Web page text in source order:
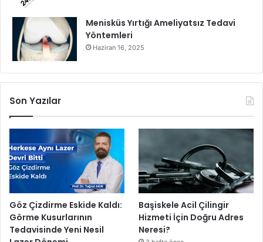
Menisküs Yırtığı Ameliyatsız Tedavi
Yöntemleri
Haziran 16, 2025
Son Yazılar
Göz Çizdirme Eskide Kaldı:
Görme Kusurlarının
Tedavisinde Yeni Nesil
Başiskele Acil Çilingir
Hizmeti İçin Doğru Adres
Neresi?